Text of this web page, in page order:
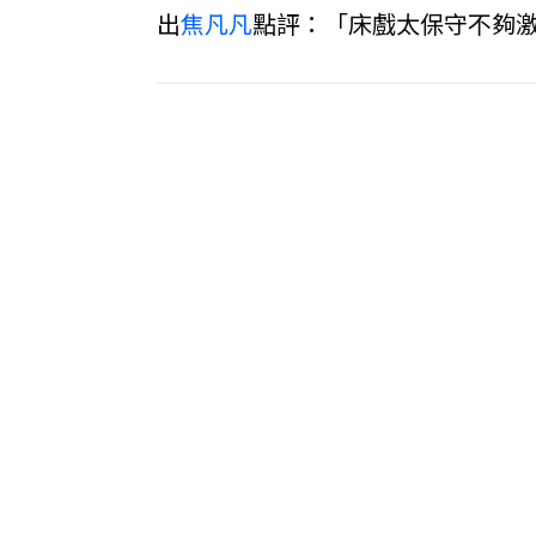
出焦凡凡點評：「床戲太保守不夠激